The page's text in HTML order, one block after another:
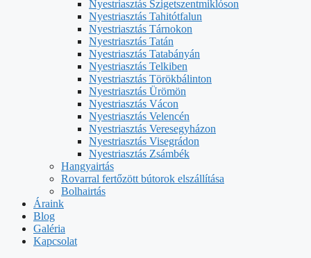
Nyestriasztás Szigetszentmiklóson
Nyestriasztás Tahitótfalun
Nyestriasztás Tárnokon
Nyestriasztás Tatán
Nyestriasztás Tatabányán
Nyestriasztás Telkiben
Nyestriasztás Törökbálinton
Nyestriasztás Ürömön
Nyestriasztás Vácon
Nyestriasztás Velencén
Nyestriasztás Veresegyházon
Nyestriasztás Visegrádon
Nyestriasztás Zsámbék
Hangyairtás
Rovarral fertőzött bútorok elszállítása
Bolhairtás
Áraink
Blog
Galéria
Kapcsolat